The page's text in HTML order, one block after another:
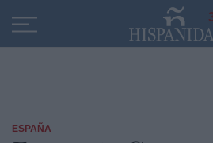
ESPAÑA